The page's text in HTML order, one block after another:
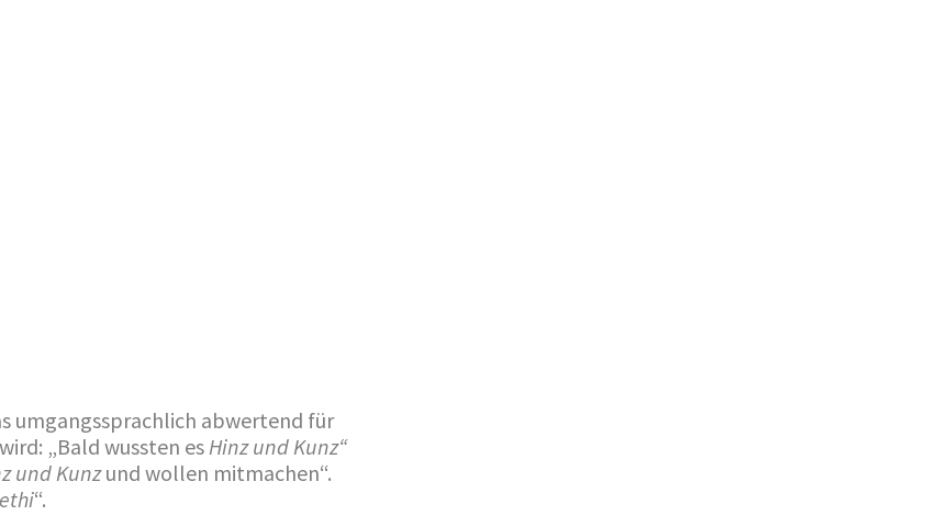
umgangssprachlich abwertend für
„Bald wussten esHinz und Kunz“
und Kunzund wollen mitmachen“.
“.